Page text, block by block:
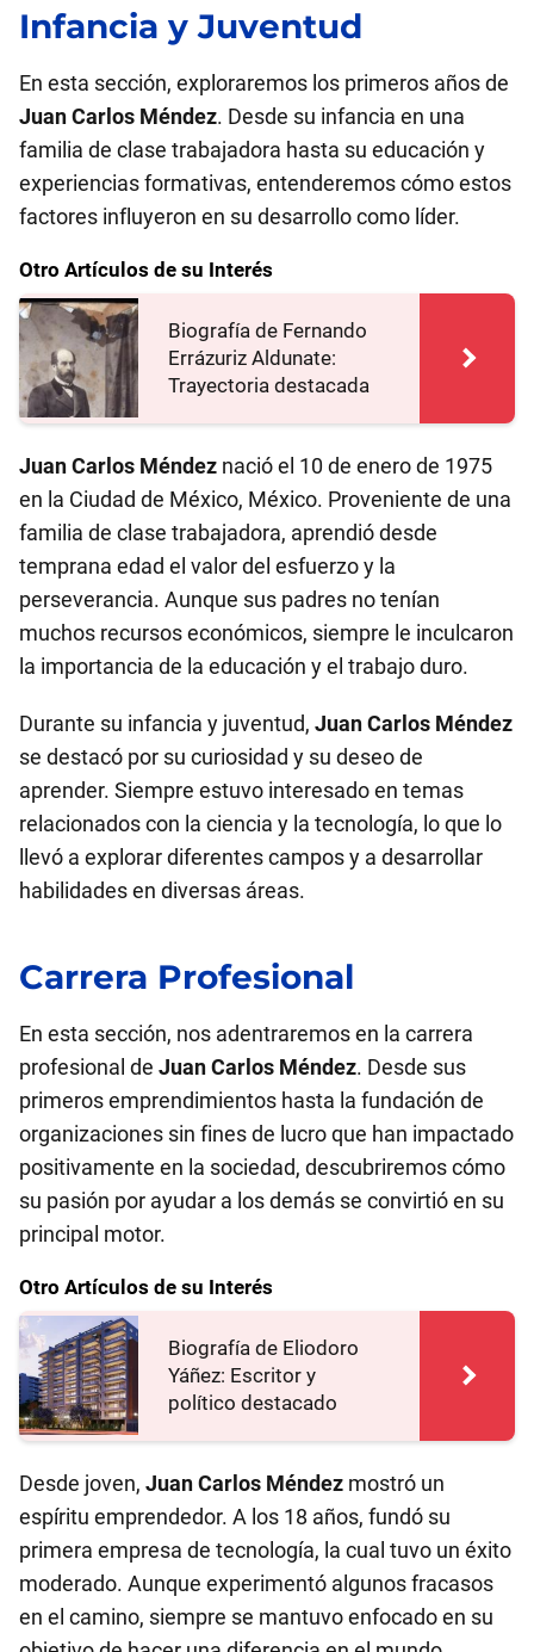
Infancia y Juventud
En esta sección, exploraremos los primeros años de
Juan Carlos Méndez. Desde su infancia en una
familia de clase trabajadora hasta su educación y
experiencias formativas, entenderemos cómo estos
factores influyeron en su desarrollo como líder.
Otro Artículos de su Interés
Biografía de Fernando
Errázuriz Aldunate:
Trayectoria destacada
Juan Carlos Méndez nació el 10 de enero de 1975
en la Ciudad de México, México. Proveniente de una
familia de clase trabajadora, aprendió desde
temprana edad el valor del esfuerzo y la
perseverancia. Aunque sus padres no tenían
muchos recursos económicos, siempre le inculcaron
la importancia de la educación y el trabajo duro.
Durante su infancia y juventud, Juan Carlos Méndez
se destacó por su curiosidad y su deseo de
aprender. Siempre estuvo interesado en temas
relacionados con la ciencia y la tecnología, lo que lo
llevó a explorar diferentes campos y a desarrollar
habilidades en diversas áreas.
Carrera Profesional
En esta sección, nos adentraremos en la carrera
profesional de Juan Carlos Méndez. Desde sus
primeros emprendimientos hasta la fundación de
organizaciones sin fines de lucro que han impactado
positivamente en la sociedad, descubriremos cómo
su pasión por ayudar a los demás se convirtió en su
principal motor.
Otro Artículos de su Interés
Biografía de Eliodoro
Yáñez: Escritor y
político destacado
Desde joven, Juan Carlos Méndez mostró un
espíritu emprendedor. A los 18 años, fundó su
primera empresa de tecnología, la cual tuvo un éxito
moderado. Aunque experimentó algunos fracasos
en el camino, siempre se mantuvo enfocado en su